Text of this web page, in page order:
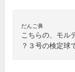
だんご鼻
こちらの、モル
？３号の検定球